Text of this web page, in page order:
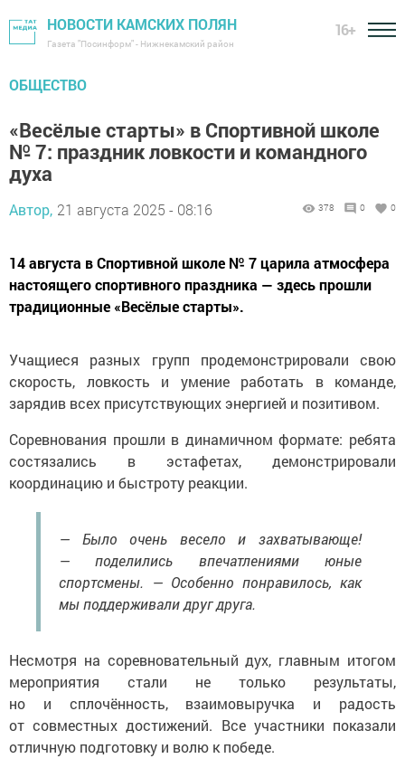
НОВОСТИ КАМСКИХ ПОЛЯН
Газета "Посинформ" - Нижнекамский район
16+
ОБЩЕСТВО
«Весёлые старты» в Спортивной школе
№ 7: праздник ловкости и командного
духа
Автор, 21 августа 2025 - 08:16 378 0 0
14 августа в Спортивной школе № 7 царила атмосфера
настоящего спортивного праздника — здесь прошли
традиционные «Весёлые старты».
Учащиеся разных групп продемонстрировали свою
скорость, ловкость и умение работать в команде,
зарядив всех присутствующих энергией и позитивом.
Соревнования прошли в динамичном формате: ребята
состязались в эстафетах, демонстрировали
координацию и быстроту реакции.
— Было очень весело и захватывающе!
— поделились впечатлениями юные
спортсмены. — Особенно понравилось, как
мы поддерживали друг друга.
Несмотря на соревновательный дух, главным итогом
мероприятия стали не только результаты,
но и сплочённость, взаимовыручка и радость
от совместных достижений. Все участники показали
отличную подготовку и волю к победе.